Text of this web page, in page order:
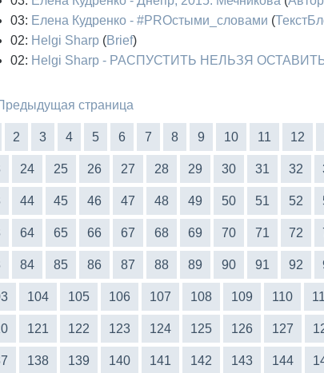
03: Елена Кудренко - #PROстыми_словами (
02: Helgi Sharp (Brief)
02: Helgi Sharp - РАСПУСТИТЬ НЕЛЬЗЯ
страница
2 3 4 5 6 7 8 9 10 11 12
24 25 26 27 28 29 30 31 32
44 45 46 47 48 49 50 51 52
64 65 66 67 68 69 70 71 72
84 85 86 87 88 89 90 91 92
104 105 106 107 108 109 110
121 122 123 124 125 126 127
138 139 140 141 142 143 144